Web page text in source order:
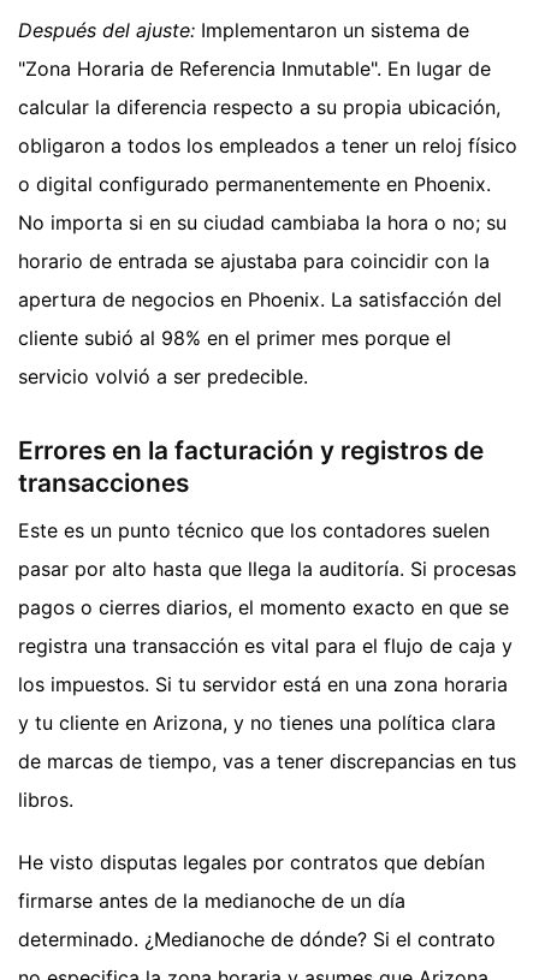
Después del ajuste: Implementaron un sistema de
"Zona Horaria de Referencia Inmutable". En lugar de
calcular la diferencia respecto a su propia ubicación,
obligaron a todos los empleados a tener un reloj físico
o digital configurado permanentemente en Phoenix.
No importa si en su ciudad cambiaba la hora o no; su
horario de entrada se ajustaba para coincidir con la
apertura de negocios en Phoenix. La satisfacción del
cliente subió al 98% en el primer mes porque el
servicio volvió a ser predecible.
Errores en la facturación y registros de
transacciones
Este es un punto técnico que los contadores suelen
pasar por alto hasta que llega la auditoría. Si procesas
pagos o cierres diarios, el momento exacto en que se
registra una transacción es vital para el flujo de caja y
los impuestos. Si tu servidor está en una zona horaria
y tu cliente en Arizona, y no tienes una política clara
de marcas de tiempo, vas a tener discrepancias en tus
libros.
He visto disputas legales por contratos que debían
firmarse antes de la medianoche de un día
determinado. ¿Medianoche de dónde? Si el contrato